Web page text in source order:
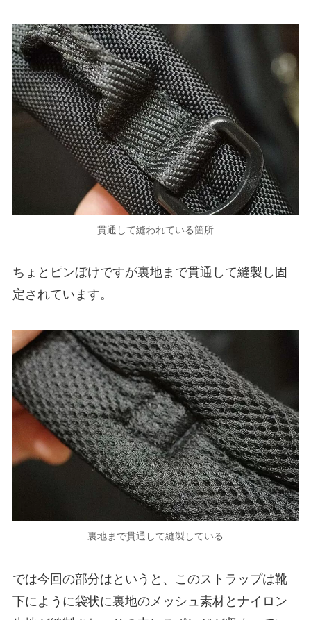
貫通して縫われている箇所
ちょとピンぼけですが裏地まで貫通して縫製し固
定されています。
裏地まで貫通して縫製している
では今回の部分はというと、このストラップは靴
下にように袋状に裏地のメッシュ素材とナイロン